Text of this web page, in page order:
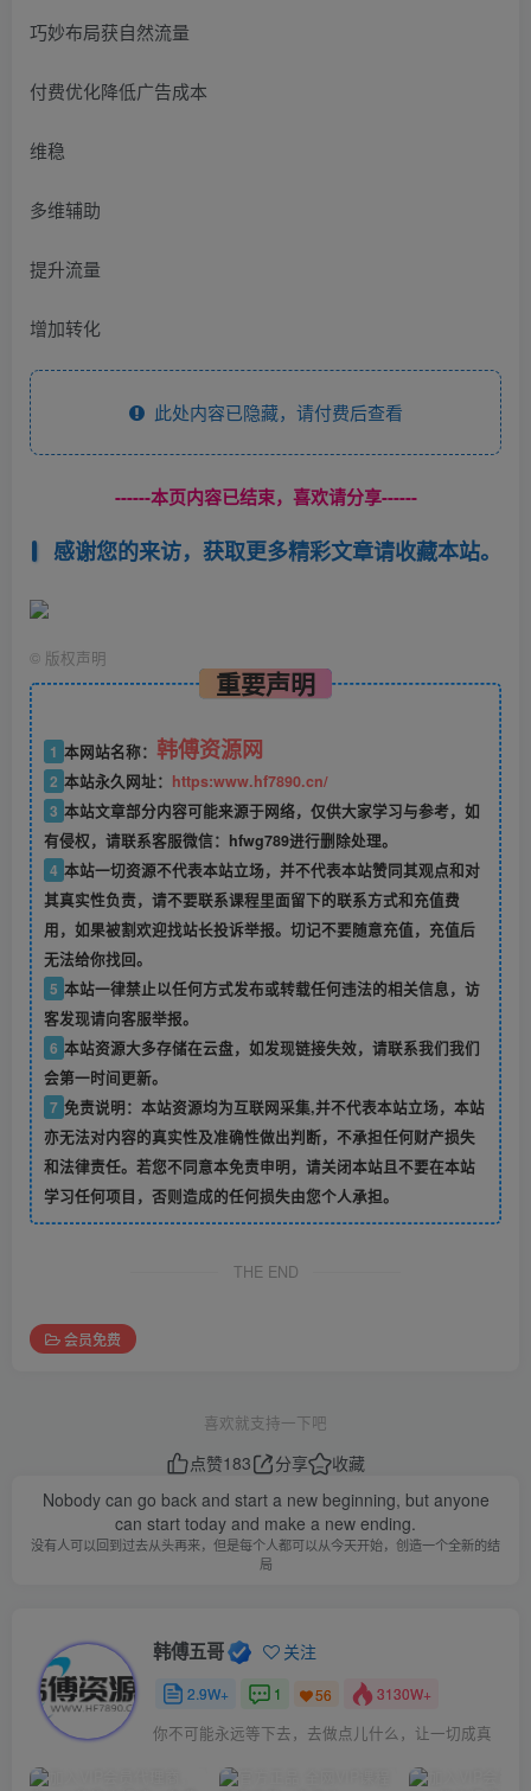
巧妙布局获自然流量
付费优化降低广告成本
维稳
多维辅助
提升流量
增加转化
此处内容已隐藏，请付费后查看
------本页内容已结束，喜欢请分享------
感谢您的来访，获取更多精彩文章请收藏本站。
© 版权声明
重要声明
1 本网站名称： 韩傅资源网
2 本站永久网址： https:www.hf7890.cn/
3 本站文章部分内容可能来源于网络，仅供大家学习与参考，如
有侵权，请联系客服微信：hfwg789进行删除处理。
4 本站一切资源不代表本站立场，并不代表本站赞同其观点和对
其真实性负责，请不要联系课程里面留下的联系方式和充值费
用，如果被割欢迎找站长投诉举报。切记不要随意充值，充值后
无法给你找回。
5 本站一律禁止以任何方式发布或转载任何违法的相关信息，访
客发现请向客服举报。
6 本站资源大多存储在云盘，如发现链接失效，请联系我们我们
会第一时间更新。
7 免责说明：本站资源均为互联网采集,并不代表本站立场，本站
亦无法对内容的真实性及准确性做出判断，不承担任何财产损失
和法律责任。若您不同意本免责申明，请关闭本站且不要在本站
学习任何项目，否则造成的任何损失由您个人承担。
THE END
会员免费
喜欢就支持一下吧
点赞183 分享
收藏
Nobody can go back and start a new beginning, but anyone
can start today and make a new ending.
没有人可以回到过去从头再来，但是每个人都可以从今天开始，创造一个全新的结
局
韩傅五哥 关注
2.9W+ 1 56 3130W+
你不可能永远等下去，去做点儿什么，让一切成真